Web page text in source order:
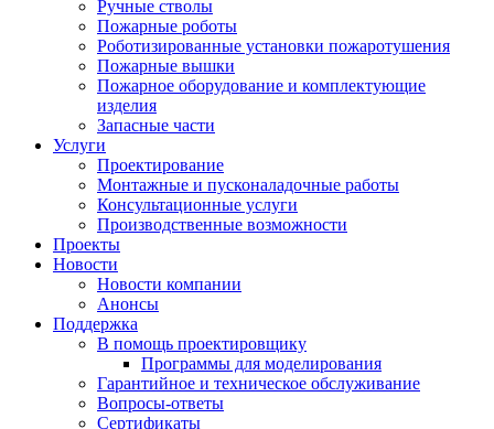
Ручные стволы
Пожарные роботы
Роботизированные установки пожаротушения
Пожарные вышки
Пожарное оборудование и комплектующие
изделия
Запасные части
Услуги
Проектирование
Монтажные и пусконаладочные работы
Консультационные услуги
Производственные возможности
Проекты
Новости
Новости компании
Анонсы
Поддержка
В помощь проектировщику
Программы для моделирования
Гарантийное и техническое обслуживание
Вопросы-ответы
Сертификаты